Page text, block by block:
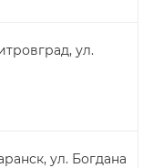
ул.
ул. Богдана